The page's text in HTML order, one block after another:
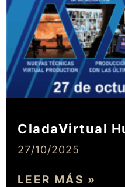
CladaVirtual
27/10/2025
LEER MÁS »